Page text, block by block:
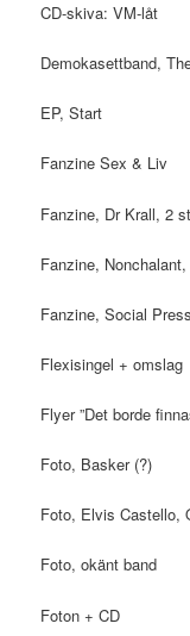
CD-skiva: VM-låt
Demokasettband,
EP, Start
Fanzine Sex & Liv
Fanzine, Dr Krall, 2 st
Fanzine,
Fanzine, Social
Flexisingel + omslag
Flyer ”Det borde
Foto, Basker (?)
Foto, Elvis Castello,
Foto, okänt band
Foton + CD